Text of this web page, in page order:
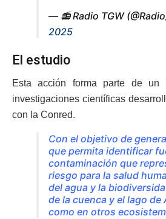
— 📻 Radio TGW
2025
El estudio
Esta acción forma parte de un
investigaciones científicas
con la Conred.
Con el objetivo de
que permita identificar
contaminación que
riesgo para la salud
del agua y la
de la cuenca y el lago de
como en otros